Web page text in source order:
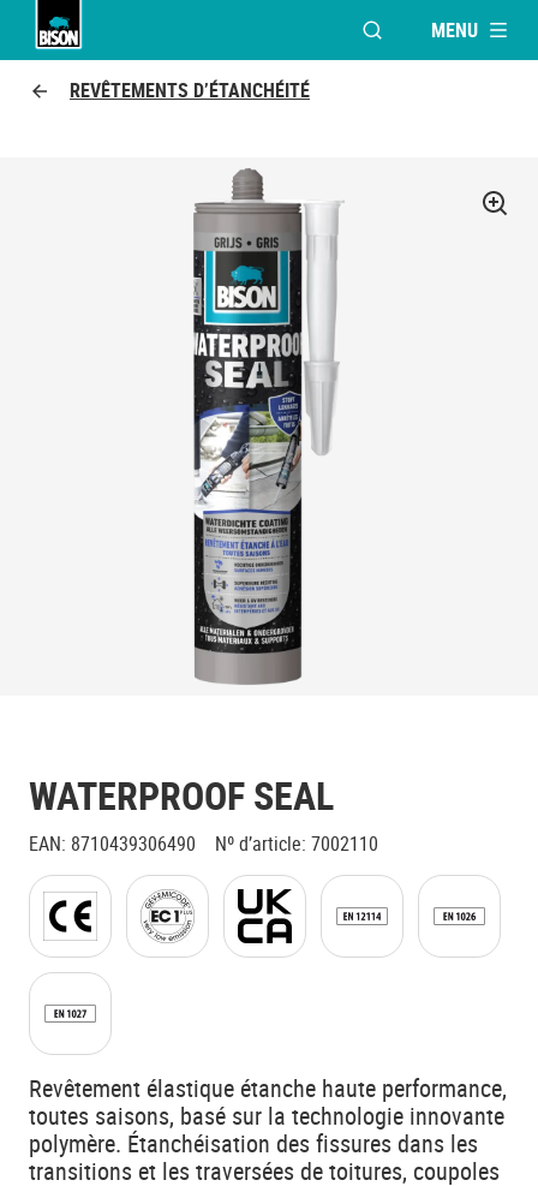
Bison logo
OUVRIR LAMENU
REVÊTEMENTS D’ÉTANCHÉITÉ
WATERPROOF SEAL
EAN: 8710439306490 Nº d’article: 7002110
Revêtement élastique étanche haute performance,
toutes saisons, basé sur la technologie innovante
polymère. Étanchéisation des fissures dans les
transitions et les traversées de toitures, coupoles